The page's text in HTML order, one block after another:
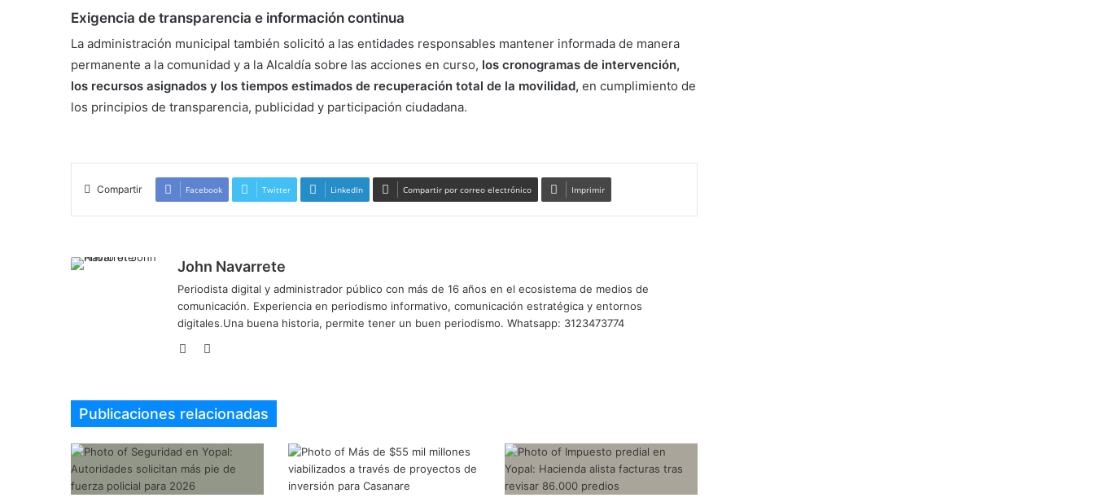
Exigencia de transparencia e información continua
La administración municipal también solicitó a las entidades responsables mantener informada de manera
permanente a la comunidad y a la Alcaldía sobre las acciones en curso, los cronogramas de intervención,
los recursos asignados y los tiempos estimados de recuperación total de la movilidad, en cumplimiento de
los principios de transparencia, publicidad y participación ciudadana.
Compartir Facebook Twitter LinkedIn Compartir por correo electrónico Imprimir
John Navarrete
Periodista digital y administrador público con más de 16 años en el ecosistema de medios de
comunicación. Experiencia en periodismo informativo, comunicación estratégica y entornos
digitales.Una buena historia, permite tener un buen periodismo. Whatsapp: 3123473774
SitioTwitter
Publicaciones relacionadas